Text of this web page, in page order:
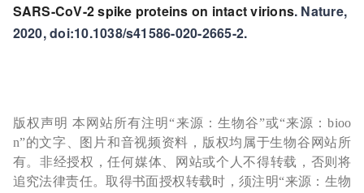
SARS-CoV-2 spike proteins on intact virions. Nature,
2020, doi:10.1038/s41586-020-2665-2.
版权声明 本网站所有注明“来源：生物谷”或“来源：bioo
n”的文字、图片和音视频资料，版权均属于生物谷网站所
有。非经授权，任何媒体、网站或个人不得转载，否则将
追究法律责任。取得书面授权转载时，须注明“来源：生物